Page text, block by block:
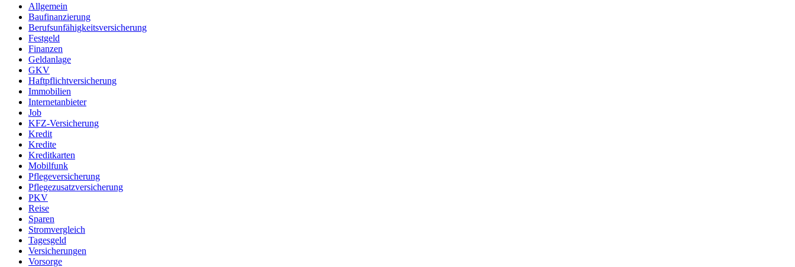
Allgemein
Baufinanzierung
Berufsunfähigkeitsversicherung
Festgeld
Finanzen
Geldanlage
GKV
Haftpflichtversicherung
Immobilien
Internetanbieter
Job
KFZ-Versicherung
Kredit
Kredite
Kreditkarten
Mobilfunk
Pflegeversicherung
Pflegezusatzversicherung
PKV
Reise
Sparen
Stromvergleich
Tagesgeld
Versicherungen
Vorsorge